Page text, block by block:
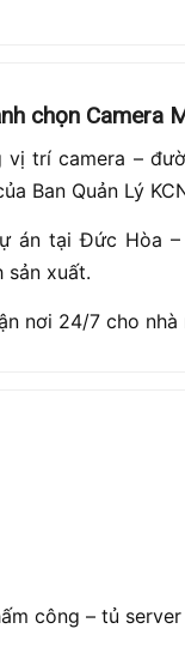
chọn Camera
vị trí camera –
Ban Quản Lý
án tại Đức Hòa
sản xuất.
nơi 24/7 cho nhà
công – tủ server